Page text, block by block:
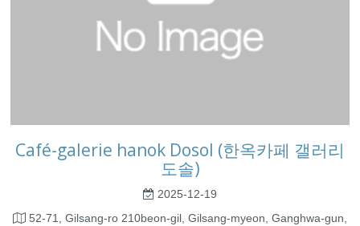
Café-galerie hanok Dosol (한옥카페 갤러리
도솔)
2025-12-19
52-71, Gilsang-ro 210beon-gil, Gilsang-myeon, Ganghwa-gun,